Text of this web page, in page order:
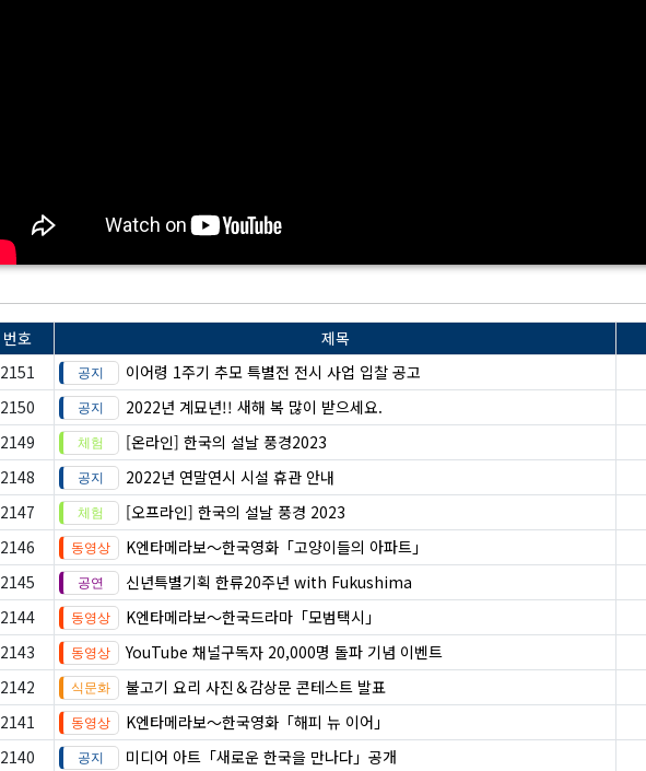
번호 제목
2151
이어령 1주기 추모 특별전 전시 사업 입찰 공고
2150
2022년 계묘년!! 새해 복 많이 받으세요.
2149
[온라인] 한국의 설날 풍경2023
2148
2022년 연말연시 시설 휴관 안내
2147
[오프라인] 한국의 설날 풍경 2023
2146
K엔타메라보～한국영화「고양이들의 아파트」
2145
신년특별기획 한류20주년 with Fukushima
2144
K엔타메라보～한국드라마「모범택시」
2143
YouTube 채널구독자 20,000명 돌파 기념 이벤트
2142
불고기 요리 사진＆감상문 콘테스트 발표
2141
K엔타메라보～한국영화「해피 뉴 이어」
2140
미디어 아트「새로운 한국을 만나다」공개